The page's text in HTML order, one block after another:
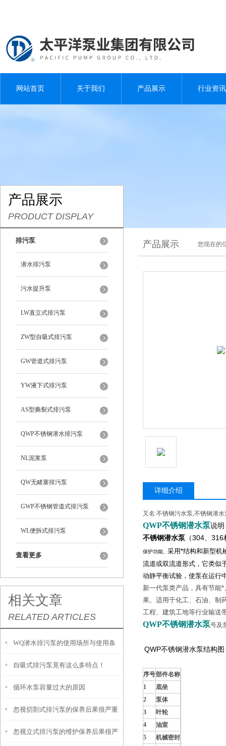
网站首页 关于我们 产品展示 行业资讯
产品展示
PRODUCT DISPLAY
排污泵
潜水排污泵
污水提升泵
LW直立式排污泵
ZW型自吸式排污泵
GW管道式排污泵
YW液下式排污泵
AS型撕裂式排污泵
QWP不锈钢潜水排污泵
NL泥浆泵
QW无睹塞排污泵
GWP不锈钢管道式排污泵
WL便拆式排污泵
查看更多
相关文章
RELATED ARTICLES
WQ潜水排污泵的使用场所与使用条
件
自吸式排污泵竟有这么多特点！
循环水泵容量过大的原因
忽视切割式排污泵的保养后果很严重
忽视立式排污泵的维护保养后果很严
产品展示 您现在的
详细介绍
又名:不锈钢污水泵,不锈钢潜水
QWP不锈钢潜水泵说明
不锈钢潜水泵 （304、
保护功能。 采用*结构和新型机
流道或双流道形式，它类似
动静平衡试验，使泵在运行
新一代泵类产品，具有节能
果。适用于化工、石油、制
工程、建筑工地等行业输送
QWP不锈钢潜水泵号及
QWP不锈钢潜水泵结构图
序号部件名称
1
底坐
2
泵体
3
叶轮
4
油室
5
机械密封